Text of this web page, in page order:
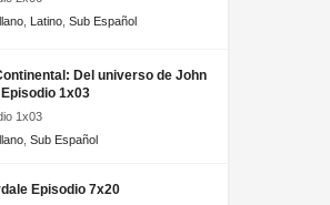
Latino Sub Español
Del universo de John
1x03
1x03
Sub Español
Episodio 7x20